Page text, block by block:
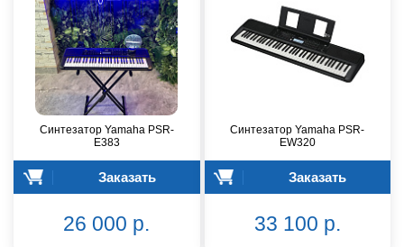
Синтезатор Yamaha PSR-
E383
Заказать
26 000 р.
Синтезатор Yamaha PSR-
EW320
Заказать
33 100 р.